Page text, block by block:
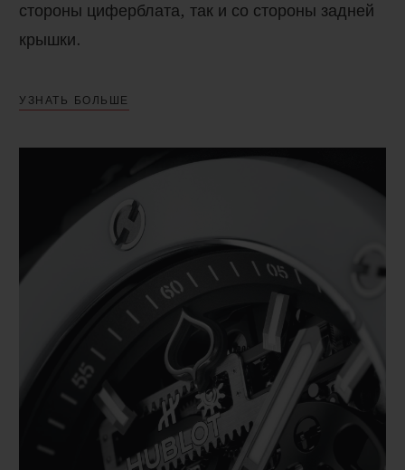
стороны циферблата, так и со стороны задней
крышки.
УЗНАТЬ БОЛЬШЕ